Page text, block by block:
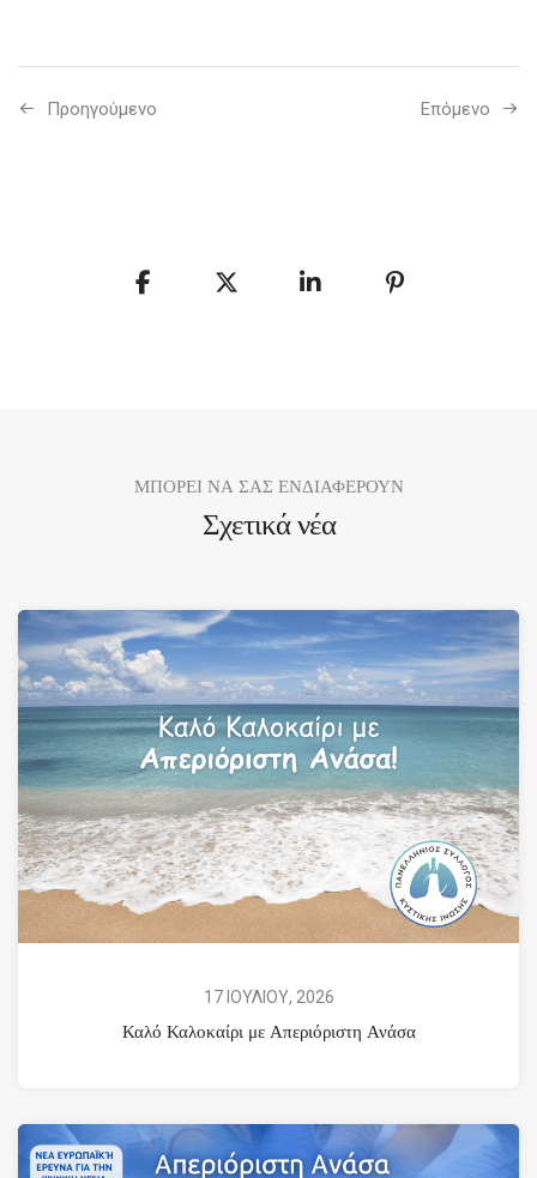
Προηγούμενo Επόμενο
ΜΠΟΡΕΙ ΝΑ ΣΑΣ ΕΝΔΙΑΦΕΡΟΥΝ
Σχετικά νέα
17 ΙΟΥΛΙΟΥ, 2026
Καλό Καλοκαίρι με Απεριόριστη Ανάσα